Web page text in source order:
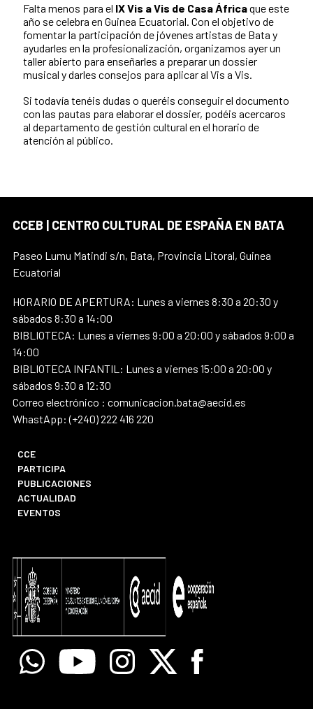
Falta menos para el IX Vis a Vis de Casa Áfricaque este
año se celebra en Guinea Ecuatorial. Con el objetivo de
fomentar la participación de jóvenes artistas de Bata y
ayudarles en la profesionalización, organizamos ayer un
taller abierto para enseñarles a preparar un dossier
musical y darles consejos para aplicar al Vis a Vis.
Si todavía tenéis dudas o queréis conseguir el documento
con las pautas para elaborar el dossier, podéis acercaros
al departamento de gestión cultural en el horario de
atención al público.
CCEB | CENTRO CULTURAL DE ESPAÑA EN BATA
Paseo Lumu Matindi s/n, Bata, Provincia Litoral, Guinea
Ecuatorial
HORARIO DE APERTURA: Lunes a viernes 8:30 a 20:30 y
sábados 8:30 a 14:00
BIBLIOTECA: Lunes a viernes 9:00 a 20:00 y sábados 9:00 a
14:00
BIBLIOTECA INFANTIL: Lunes a viernes 15:00 a 20:00 y
sábados 9:30 a 12:30
Correo electrónico : comunicacion.bata@aecid.es
WhastApp: (+240) 222 416 220
CCE
PARTICIPA
PUBLICACIONES
ACTUALIDAD
EVENTOS
WhatsappYoutube Instagram
X Facebook